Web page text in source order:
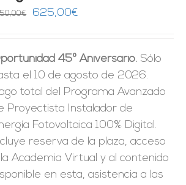
€
El
era:
1.250,00€.
625,00€
es:
625,00€.
45º Aniversario. Sólo
el 10 de agosto de 2026.
total del Programa Avanzado
Proyectista Instalador de
Fotovoltaica 100% Digital.
reserva de la plaza, acceso
Academia Virtual y al contenido
en esta, asistencia a las